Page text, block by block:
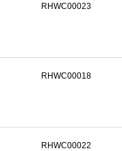
RHWC00023
RHWC00018
RHWC00022